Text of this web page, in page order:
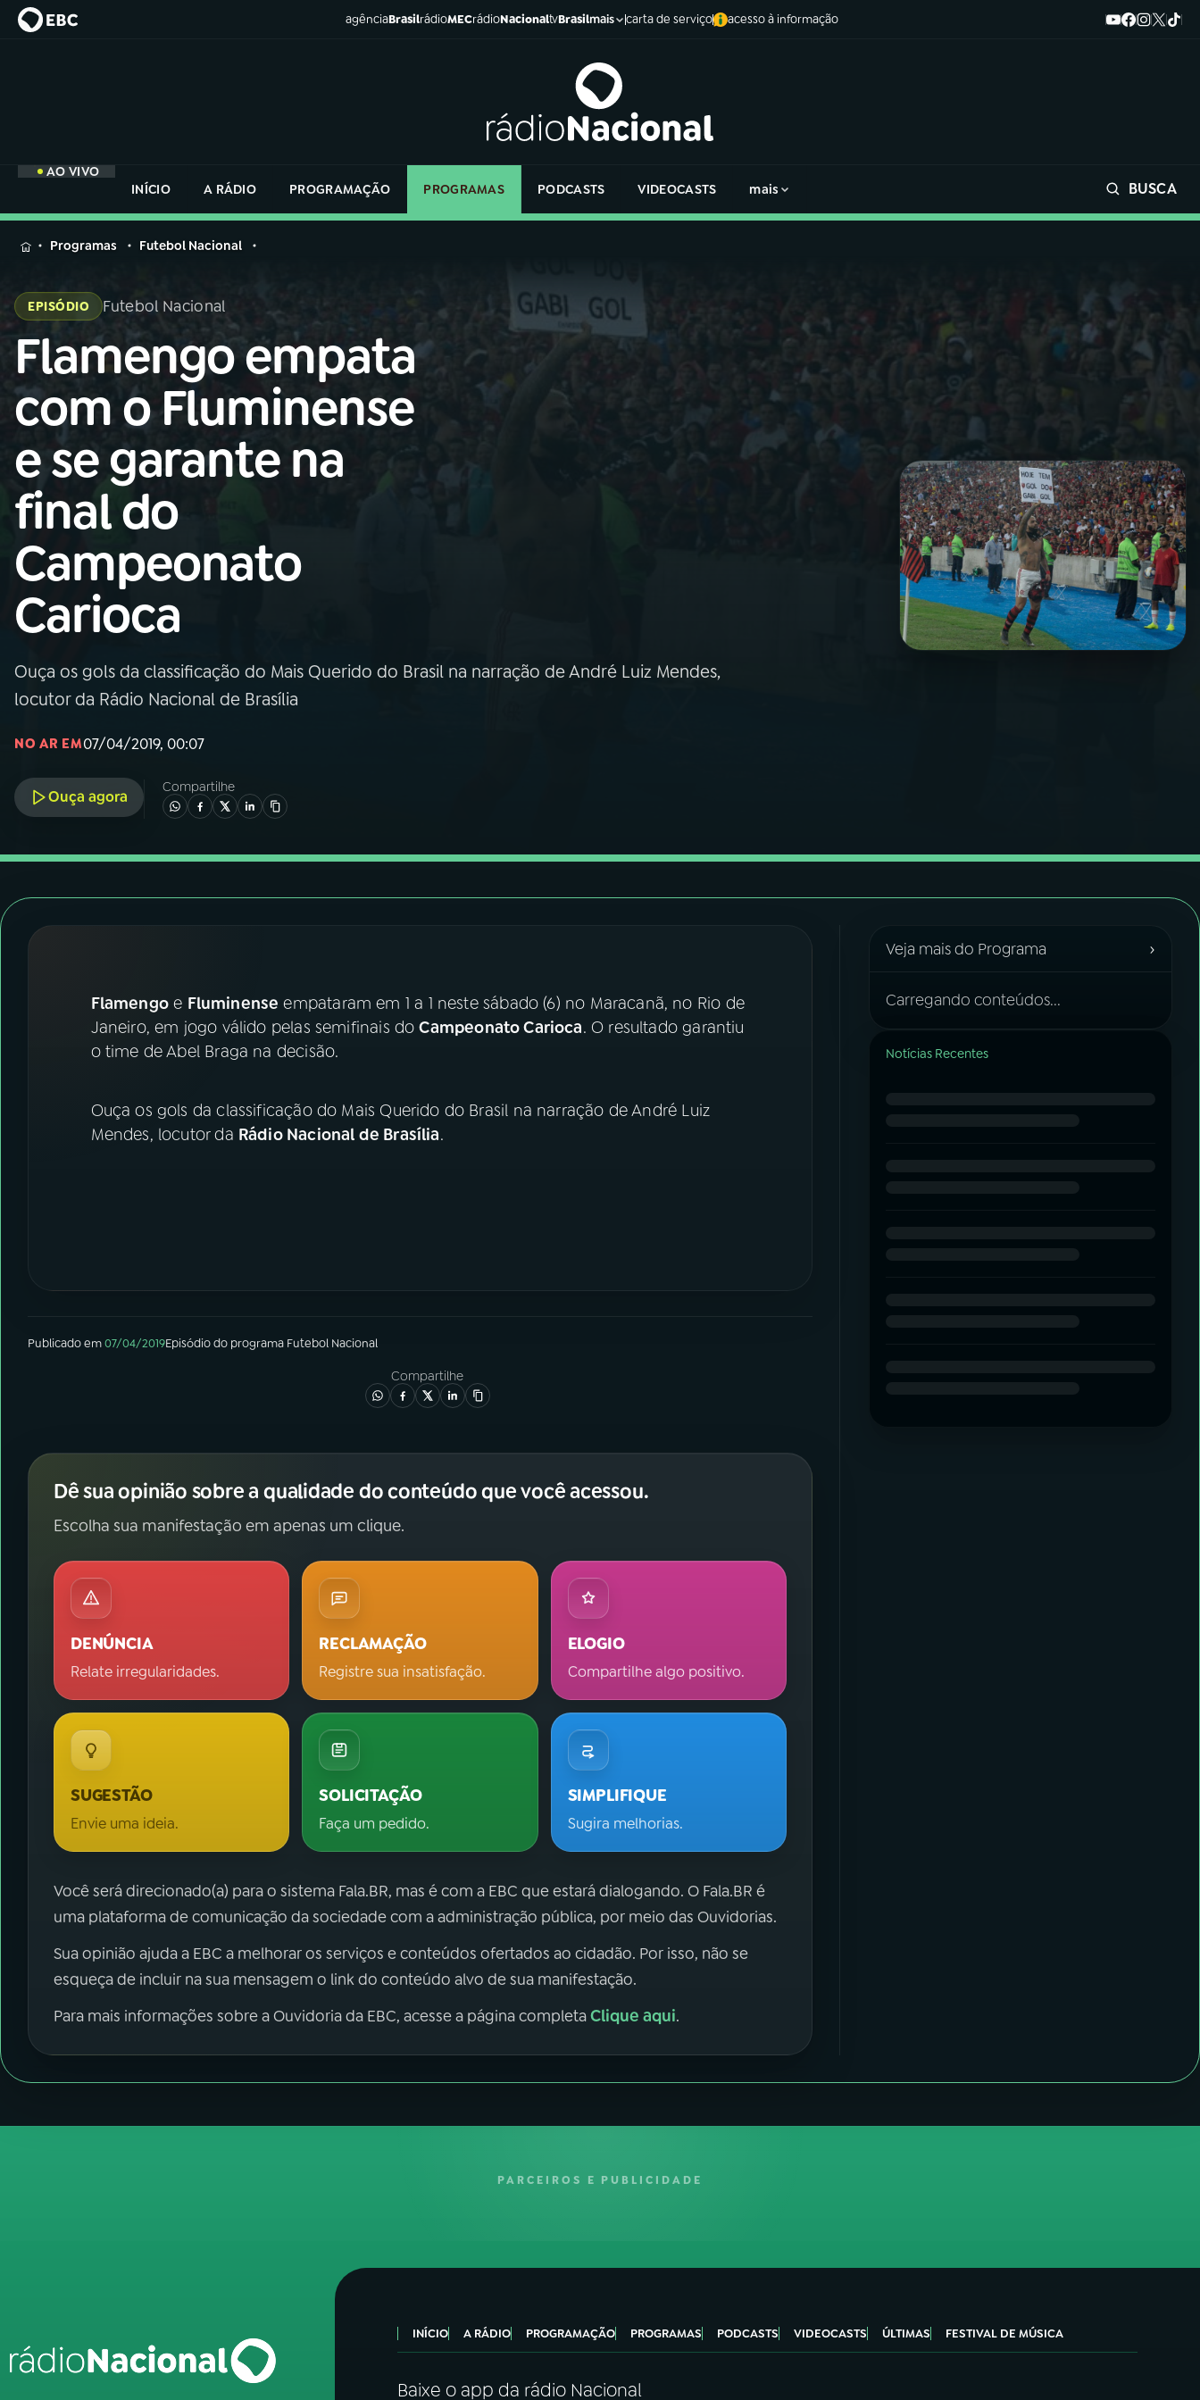
agênciaBrasilrádioMECrádioNacionaltvBrasilmais carta de serviço acesso à informação
AO VIVO
INÍCIO
A RÁDIO PROGRAMAÇÃO PROGRAMAS PODCASTS VIDEOCASTS mais BUSCA
MENU
Buscar
na
Rádio
Nacional
Buscar
AO VIVO
01INÍCIO
02A RÁDIO
03PROGRAMAÇÃO
04 PROGRAMAS
PODCASTS
06VIDEOCASTS
07ÚLTIMAS
08FESTIVAL DE MÚSICA
Instagram X
na
Rádio
Programas Futebol Nacional
EPISÓDIO Futebol Nacional
Flamengo empata
com o Fluminense
e se garante na
final do
Campeonato
Carioca
Ouça os gols da classificação do Mais Querido do Brasil na narração de André Luiz Mendes,
locutor da Rádio Nacional de Brasília
NO AR EM07/04/2019, 00:07
Ouça agora
Compartilhe
Flamengoe Fluminense empataram em 1 a 1 neste sábado (6) no Maracanã, no Rio de
Janeiro, em jogo válido pelas semifinais doCampeonato Carioca. O resultado garantiu
o time de Abel Braga na decisão.
Ouça os gols da classificação do Mais Querido do Brasil na narração de André Luiz
Mendes, locutor da Rádio Nacional de Brasília.
Publicado em07/04/2019Episódiodo programa Futebol Nacional
Compartilhe
Dê sua opinião sobre a qualidade do conteúdo que você acessou.
Escolha sua manifestação em apenas um clique.
DENÚNCIA
Relate irregularidades.
RECLAMAÇÃO
Registre sua insatisfação.
ELOGIO
Compartilhe algo positivo.
SUGESTÃO
Envie uma ideia.
SOLICITAÇÃO
Faça um pedido.
SIMPLIFIQUE
Sugira melhorias.
Você será direcionado(a) para o sistema Fala.BR, mas é com a EBC que estará dialogando. O Fala.BR é
uma plataforma de comunicação da sociedade com a administração pública, por meio das Ouvidorias.
Sua opinião ajuda a EBC a melhorar os serviços e conteúdos ofertados ao cidadão. Por isso, não se
esqueça de incluir na sua mensagem o link do conteúdo alvo de sua manifestação.
Para mais informações sobre a Ouvidoria da EBC, acesse a página completaClique aqui.
Veja mais do Programa ›
Carregando conteúdos...
Notícias Recentes
PARCEIROS E PUBLICIDADE
INÍCIO A RÁDIO PROGRAMAÇÃO PROGRAMAS PODCASTS VIDEOCASTS ÚLTIMAS FESTIVAL DE MÚSICA
Baixe o app da rádio Nacional